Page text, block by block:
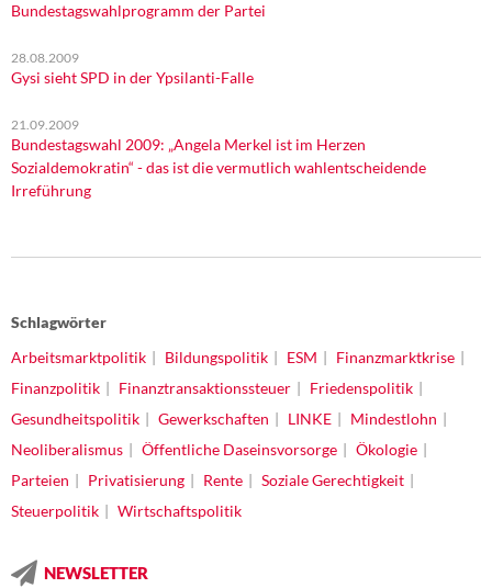
Bundestagswahlprogramm der Partei
28.08.2009
Gysi sieht SPD in der Ypsilanti-Falle
21.09.2009
Bundestagswahl 2009: „Angela Merkel ist im Herzen
Sozialdemokratin“ - das ist die vermutlich wahlentscheidende
Irreführung
Schlagwörter
Arbeitsmarktpolitik
Bildungspolitik ESM
Finanzmarktkrise
Finanzpolitik
Finanztransaktionssteuer
Friedenspolitik
Gesundheitspolitik
Gewerkschaften LINKE
Mindestlohn
Neoliberalismus
Öffentliche Daseinsvorsorge
Ökologie
Parteien
Privatisierung Rente
Soziale Gerechtigkeit
Steuerpolitik
Wirtschaftspolitik
NEWSLETTER